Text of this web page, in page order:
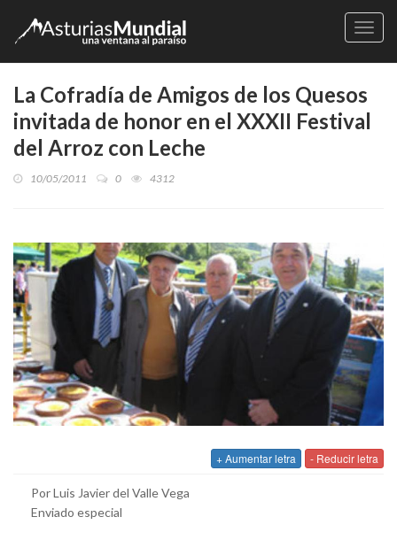
La Cofradía de Amigos de los Quesos
invitada de honor en el XXXII Festival
del Arroz con Leche
10/05/2011 0 4312
+ Aumentar letra - Reducir letra
Por Luis Javier del Valle Vega
Enviado especial